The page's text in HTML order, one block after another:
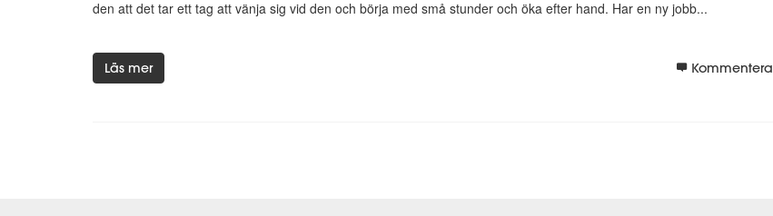
den att det tar ett tag att vänja sig vid den och börja med små stunder och öka efter hand. Har en ny jobb...
Läs mer Kommentera